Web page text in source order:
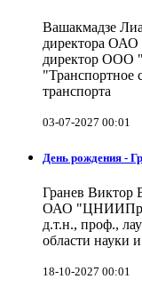
Вашакмадзе
директора ОАО
директор ООО
"Транспортное
транспорта
03-07-2027 00:01
День рождения -
Гранев Виктор
ОАО
д.т.н., проф.,
области науки
18-10-2027 00:01